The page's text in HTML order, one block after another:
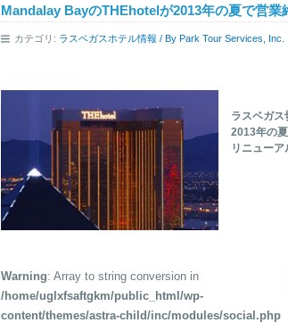
Mandalay BayのTHEhotelが2013年の夏で営業
カテゴリ: ラスベガスホテル情報 / By Park Tour Services, Inc.
ラスベガ
2013年の
リニュー
Warning: Array to string conversion in
/home/uglxfsaftgkm/public_html/wp-
content/themes/astra-child/inc/modules/social.php